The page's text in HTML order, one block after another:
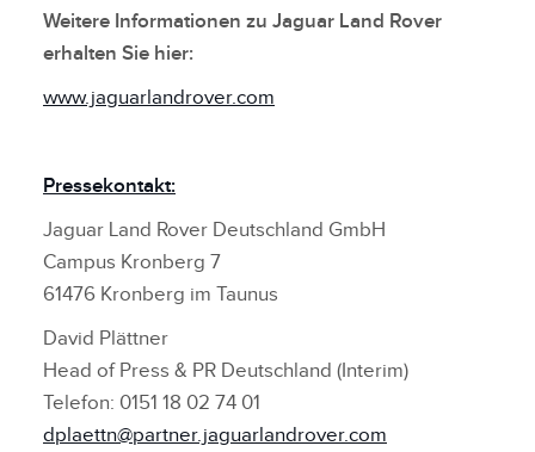
Weitere Informationen zu Jaguar Land Rover
erhalten Sie hier:
www.jaguarlandrover.com
Pressekontakt:
Jaguar Land Rover Deutschland GmbH
Campus Kronberg 7
61476 Kronberg im Taunus
David Plättner
Head of Press & PR Deutschland (Interim)
Telefon: 0151 18 02 74 01
dplaettn@partner.jaguarlandrover.com